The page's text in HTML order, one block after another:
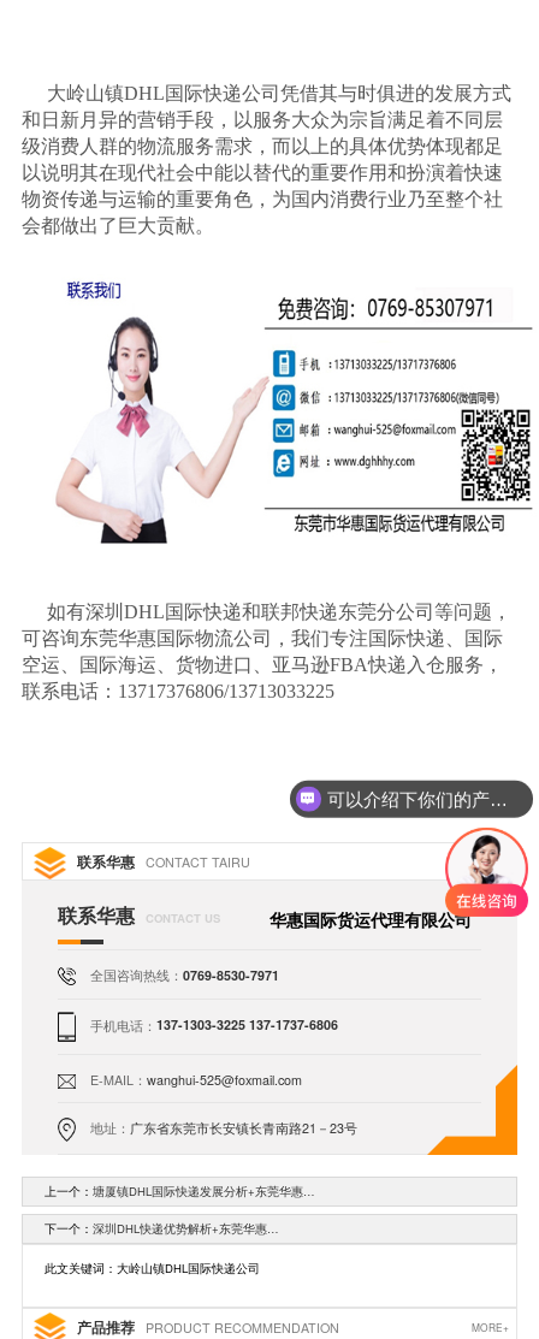
大岭山镇DHL国际快递公司凭借其与时俱进的发展方式
和日新月异的营销手段，以服务大众为宗旨满足着不同层
级消费人群的物流服务需求，而以上的具体优势体现都足
以说明其在现代社会中能以替代的重要作用和扮演着快速
物资传递与运输的重要角色，为国内消费行业乃至整个社
会都做出了巨大贡献。
如有深圳DHL国际快递和联邦快递东莞分公司等问题，
可咨询东莞华惠国际物流公司，我们专注国际快递、国际
空运、国际海运、货物进口、亚马逊FBA快递入仓服务，
联系电话： 13717376806/13713033225
联系华惠 CONTACT TAIRU
联系华惠 CONTACT US 华惠国际货运代理有限公司
全国咨询热线：0769-8530-7971
手机电话：137-1303-3225 137-1737-6806
E-MAIL：wanghui-525@foxmail.com
地址： 广东省东莞市长安镇长青南路21－23号
上一个： 塘厦镇DHL国际快递发展分析+东莞华惠…
下一个： 深圳DHL快递优势解析+东莞华惠…
此文关键词：大岭山镇DHL国际快递公司
产品推荐 PRODUCT RECOMMENDATION MORE+
可以介绍下你们的产品么